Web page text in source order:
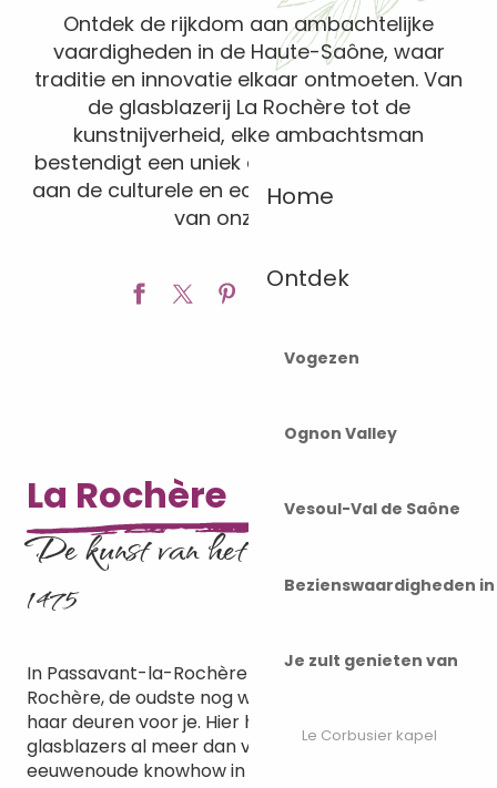
Home
Ontdek
Vogezen
Ognon Valley
Vesoul-Val de Saône
Bezienswaardigheden
Je zult genieten van
Le Corbusier kapel
Ontdek de rijkdom aan ambachtelijke
vaardigheden in de Haute-Saône, waar
traditie en innovatie elkaar ontmoeten. Van
de glasblazerij La Rochère tot de
kunstnijverheid, elke ambachtsman
bestendigt een uniek erfgoed dat bijdraagt
aan de culturele en economische diversiteit
van onze regio.
Ajouter
La Rochère
De kunst van het glasblazen sinds
1475
In Passavant-la-Rochère opent de glasblazerij La
Rochère, de oudste nog werkende in Frankrijk,
haar deuren voor je. Hier houden meester-
glasblazers al meer dan vijf eeuwen lang hun
eeuwenoude knowhow in ere door unieke stukken